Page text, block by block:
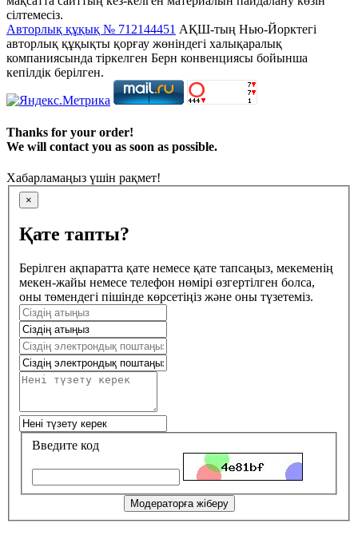
сілтемесіз.
Авторлық құқық № 712144451 АҚШ-тың Нью-Йорктегі
авторлық құқықты қорғау жөніндегі халықаралық
компаниясында тіркелген Берн конвенциясы бойынша
кепілдік берілген.
Thanks for your order!
We will contact you as soon as possible.
Хабарламаңыз үшін рақмет!
×
Қате тапты?
Берілген ақпаратта қате немесе қате тапсаңыз, мекеменің
мекен-жайы немесе телефон нөмірі өзгертілген болса,
оны төмендегі пішінде көрсетіңіз және оны түзетеміз.
Введите код
Модераторға жіберу